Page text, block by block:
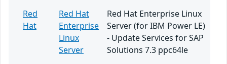
Red
Hat
Red Hat
Enterprise
Linux
Server
Red Hat Enterprise Linux
Server (for IBM Power LE)
- Update Services for SAP
Solutions 7.3 ppc64le